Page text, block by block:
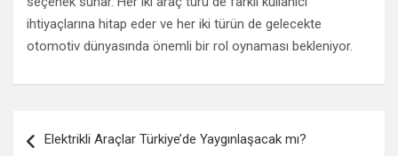
ihtiyaçlarına hitap eder ve her iki türün de gelecekte
otomotiv dünyasında önemli bir rol oynaması bekleniyor.
Elektrikli Araçlar Türkiye’de Yaygınlaşacak mı?